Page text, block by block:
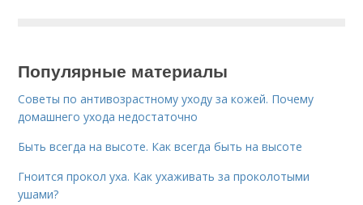
Популярные материалы
Советы по антивозрастному уходу за кожей. Почему
домашнего ухода недостаточно
Быть всегда на высоте. Как всегда быть на высоте
Гноится прокол уха. Как ухаживать за проколотыми
ушами?